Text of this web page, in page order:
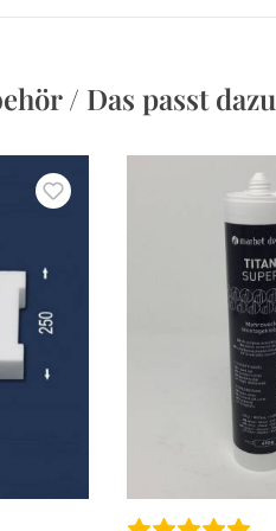
/ Das passt dazu